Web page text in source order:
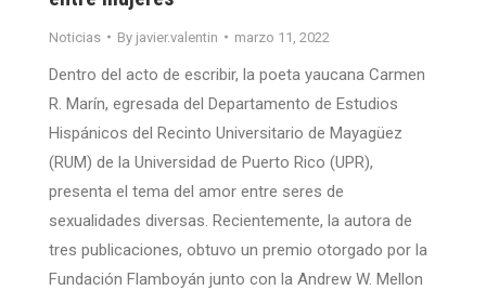
Noticias By javier.valentin marzo 11, 2022
Dentro del acto de escribir, la poeta yaucana Carmen
R. Marín, egresada del Departamento de Estudios
Hispánicos del Recinto Universitario de Mayagüez
(RUM) de la Universidad de Puerto Rico (UPR),
presenta el tema del amor entre seres de
sexualidades diversas. Recientemente, la autora de
tres publicaciones, obtuvo un premio otorgado por la
Fundación Flamboyán junto con la Andrew W. Mellon